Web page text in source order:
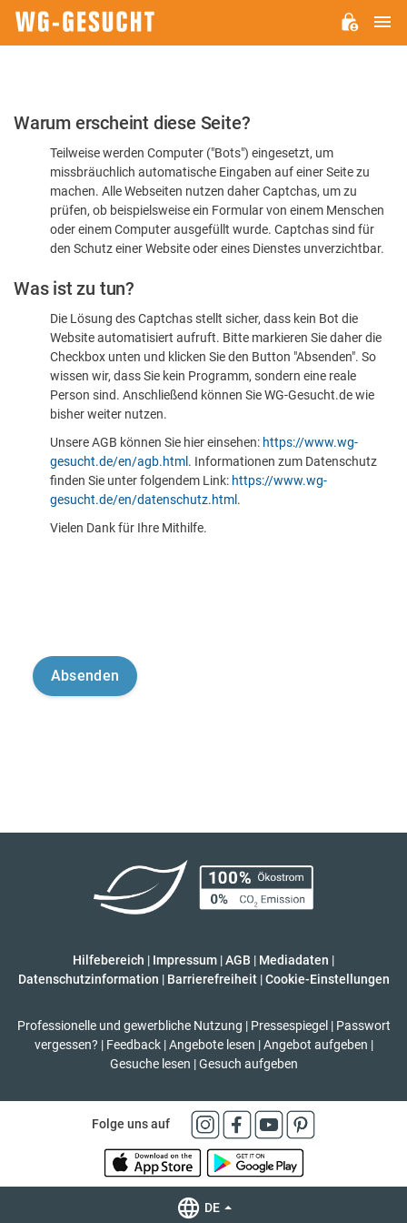
Bitte
dass
sind
Warum erscheint diese Seite?
Teilweise werden Computer ("Bots") eingesetzt, um
missbräuchlich automatische Eingaben auf einer Seite zu
machen. Alle Webseiten nutzen daher Captchas, um zu
prüfen, ob beispielsweise ein Formular von einem Menschen
oder einem Computer ausgefüllt wurde. Captchas sind für
den Schutz einer Website oder eines Dienstes unverzichtbar.
Was ist zu tun?
Die Lösung des Captchas stellt sicher, dass kein Bot die
Website automatisiert aufruft. Bitte markieren Sie daher die
Checkbox unten und klicken Sie den Button "Absenden". So
wissen wir, dass Sie kein Programm, sondern eine reale
Person sind. Anschließend können Sie WG-Gesucht.de wie
bisher weiter nutzen.
Unsere AGB können Sie hier einsehen: https://www.wg-
gesucht.de/en/agb.html . Informationen zum Datenschutz
finden Sie unter folgendem Link: https://www.wg-
gesucht.de/en/datenschutz.html .
Vielen Dank für Ihre Mithilfe.
Hilfebereich | Impressum |AGB | Mediadaten |
Datenschutzinformation | Barrierefreiheit | Cookie-Einstellungen
Professionelle und gewerbliche Nutzung | Pressespiegel | Passwort
vergessen? | Feedback | Angebote lesen | Angebot aufgeben |
Gesuche lesen | Gesuch aufgeben
Folge uns auf
DE